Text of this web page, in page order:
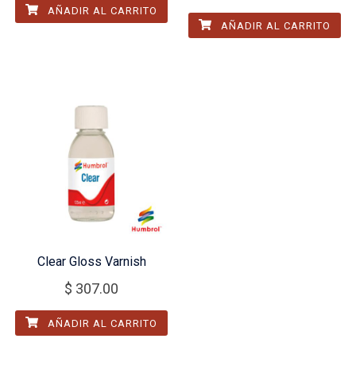
AÑADIR AL CARRITO
AÑADIR AL CARRITO
Clear Gloss Varnish
$ 307.00
AÑADIR AL CARRITO